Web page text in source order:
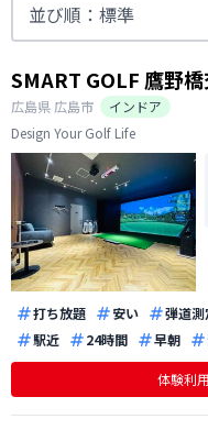
SMART GOLF 鷹野
広島県 広島市
インドア
Design Your Golf Life
打ち放題 安い 弾道測
駅近
24時間 早朝
体験利